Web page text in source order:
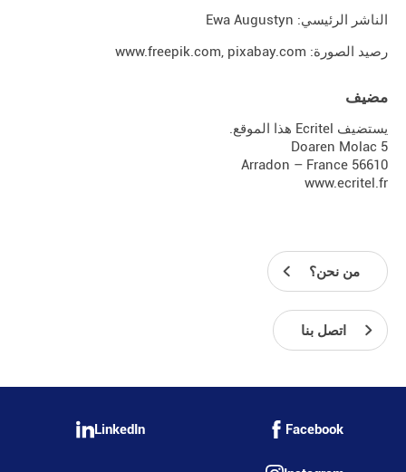
الناشر الرئيسي: Ewa Augustyn
رصيد الصورة:
www.freepik.com, pixabay.com
مضيف
يستضيف Ecritel هذا الموقع.
5 Doaren Molac
56610 Arradon – France
www.ecritel.fr
من نحن؟
اتصل بنا
Facebook
LinkedIn